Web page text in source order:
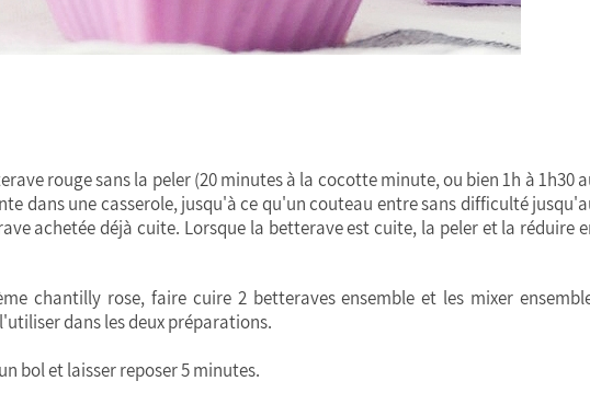
rouge sans la peler (20 minutes à la cocotte minute, ou bien 1h à 1h30
dans une casserole, jusqu'à ce qu'un couteau entre sans difficulté
achetée déjà cuite. Lorsque la betterave est cuite, la peler et la réduire
chantilly rose, faire cuire 2 betteraves ensemble et les mixer
dans les deux préparations.
bol et laisser reposer 5 minutes.